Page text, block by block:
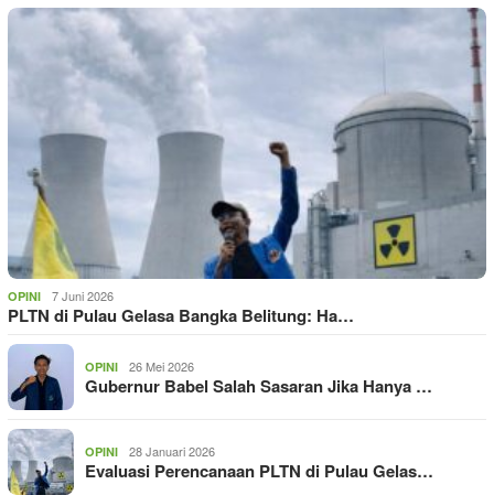
OPINI 7 Juni 2026
PLTN di Pulau Gelasa Bangka Belitung: Ha…
OPINI 26 Mei 2026
Gubernur Babel Salah Sasaran Jika Hanya …
OPINI 28 Januari 2026
Evaluasi Perencanaan PLTN di Pulau Gelas…